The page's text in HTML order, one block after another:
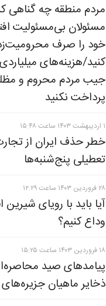
مردم منطقه چه گناهی‌
مسئولان بی‌مسئولیت
خود را صرف
کنید/هزینه‌های
جیب مردم محروم و
پرداخت نکنید
۱ ارديبهشت ۱۴۰۳ ساعت ۱۵:۴۸
خطر حذف ایران از
تعطیلی پنج‌شنبه‌ها
۲۸ فروردين ۱۴۰۳ ساعت ۱۲:۲۹
آیا باید با رویای
وداع کنیم؟
۱۸ فروردين ۱۴۰۳ ساعت ۱۵:۲۵
پیامد‌های صید
ذخایر ماهیان